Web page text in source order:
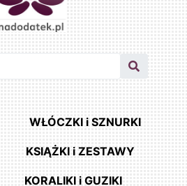
WŁÓCZKI i SZNURKI
KSIĄŻKI i ZESTAWY
KORALIKI i GUZIKI